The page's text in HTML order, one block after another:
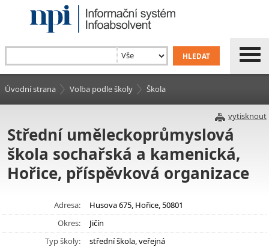
Úvodní strana Volba podle školy Škola
vytisknout
Střední uměleckoprůmyslová
škola sochařská a kamenická,
Hořice, příspěvková organizace
Adresa:
Husova 675, Hořice, 50801
Okres:
Jičín
Typ školy:
střední škola, veřejná